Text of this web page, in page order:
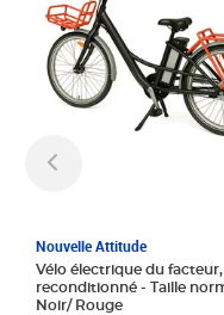
Nouvelle Attitude
Vélo électrique du facteur,
reconditionné - Taille normale -
Noir/ Rouge